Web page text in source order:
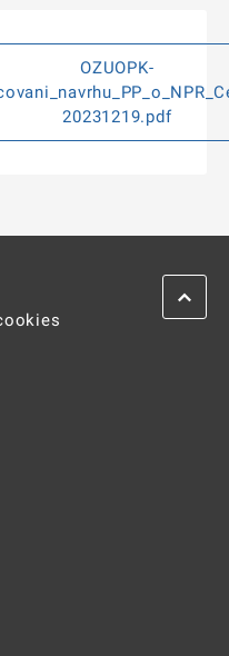
OZUOPK-
20231219.pdf